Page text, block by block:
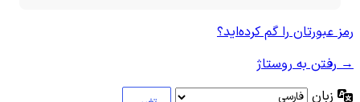
رمز عبورتان را گم کرده‌اید؟
→ رفتن به روستاژ
زبان